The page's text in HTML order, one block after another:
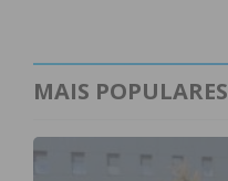
MAIS POPULARES